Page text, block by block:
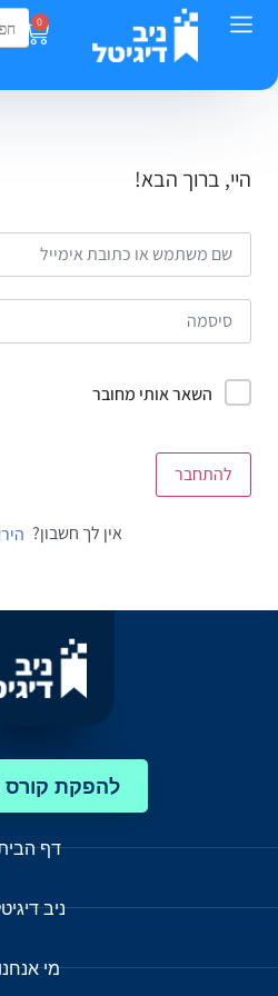
0
for:
היי, ברוך הבא!
השאר אותי מחובר
להתחבר
אין לך חשבון?
להפקת קורס
דף
ניב
מי